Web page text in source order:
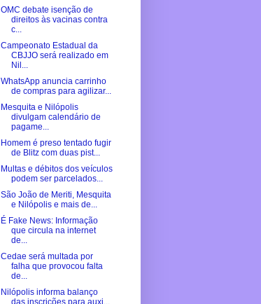
OMC debate isenção de
direitos às vacinas contra
c...
Campeonato Estadual da
CBJJO será realizado em
Nil...
WhatsApp anuncia carrinho
de compras para agilizar...
Mesquita e Nilópolis
divulgam calendário de
pagame...
Homem é preso tentado fugir
de Blitz com duas pist...
Multas e débitos dos veículos
podem ser parcelados...
São João de Meriti, Mesquita
e Nilópolis e mais de...
É Fake News: Informação
que circula na internet
de...
Cedae será multada por
falha que provocou falta
de...
Nilópolis informa balanço
das inscrições para auxi...